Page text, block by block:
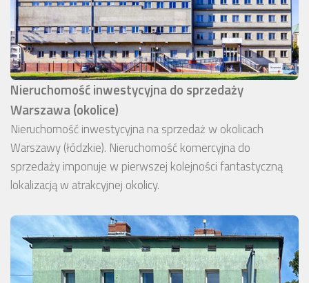
Nieruchomość inwestycyjna do sprzedaży
Warszawa (okolice)
Nieruchomość inwestycyjna na sprzedaż w okolicach
Warszawy (łódzkie). Nieruchomość komercyjna do
sprzedaży imponuje w pierwszej kolejności fantastyczną
lokalizacją w atrakcyjnej okolicy.